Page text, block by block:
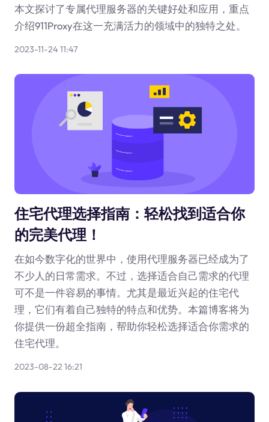
本文探讨了专属代理服务器的关键好处和应用，重点
介绍911Proxy在这一充满活力的领域中的独特之处。
2023-11-24 11:47
住宅代理选择指南：轻松找到适合你
的完美代理！
在如今数字化的世界中，使用代理服务器已经成为了
不少人的日常需求。不过，选择适合自己需求的代理
可不是一件容易的事情。尤其是最近兴起的住宅代
理，它们有着自己独特的特点和优势。本篇博客将为
你提供一份超全指南，帮助你轻松选择适合你需求的
住宅代理。
2023-08-22 16:21